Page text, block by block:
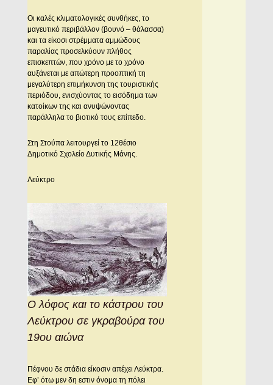
Oι καλές κλιματολογικές συνθήκες, το
μαγευτικό περιβάλλον (βουνό – θάλασσα)
και τα είκοσι στρέμματα αμμώδους
παραλίας προσελκύουν πλήθος
επισκεπτών, που χρόνο με το χρόνο
αυξάνεται με απώτερη προοπτική τη
μεγαλύτερη επιμήκυνση της τουριστικής
περιόδου, ενισχύοντας το εισόδημα των
κατοίκων της και ανυψώνοντας
παράλληλα το βιοτικό τους επίπεδο.
Στη Στούπα λειτουργεί το 12θέσιο
Δημοτικό Σχολείο Δυτικής Mάνης.
Λεύκτρο
Ο λόφος και το κάστρου του
Λεύκτρου σε γκραβούρα του
19ου αιώνα
Πέφνου δε στάδια είκοσιν απέχει Λεύκτρα.
Eφ’ ότω μεν δη εστιν όνομα τη πόλει